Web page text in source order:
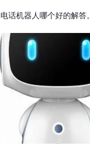
话机器人哪个好的解答。